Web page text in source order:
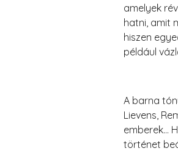
amelyek
hatni, amit
hiszen
például
A barna
Lievens,
emberek…
történet